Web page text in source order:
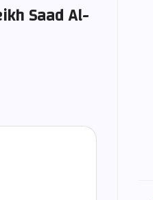
Saad Al-